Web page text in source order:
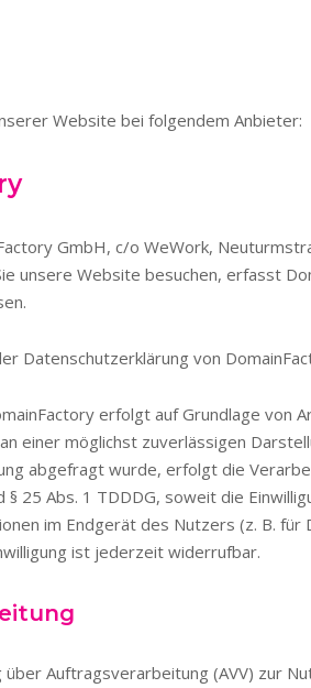
Website bei folgendem Anbieter:
GmbH, c/o WeWork,
unsere Website besuchen, erfasst
Datenschutzerklärung von
erfolgt auf Grundlage von
einer möglichst zuverlässigen
abgefragt wurde, erfolgt die
§ 25 Abs. 1 TDDDG, soweit die
im Endgerät des Nutzers (z. B. für
ist jederzeit widerrufbar.
Auftragsverarbeitung (AVV) zur